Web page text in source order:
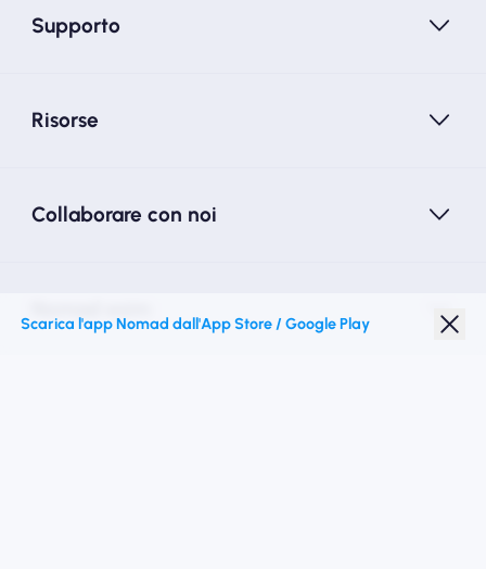
Supporto
Risorse
Collaborare con noi
Scarica l'app Nomad dall'App Store / Google Play